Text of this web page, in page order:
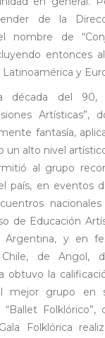
de la
nombre de
entonces
y
década del 90,
Artísticas”,
fantasía,
un alto nivel
al grupo
país, en eventos
de Educación
Argentina, y en
de Angol,
obtuvo la
mejor grupo en
Folklórico”,
Folklórica